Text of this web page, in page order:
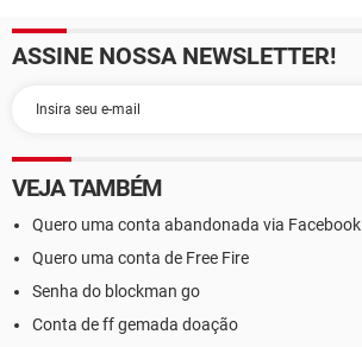
ASSINE NOSSA NEWSLETTER!
VEJA TAMBÉM
Quero uma conta abandonada via Facebook
Quero uma conta de Free Fire
Senha do blockman go
Conta de ff gemada doação